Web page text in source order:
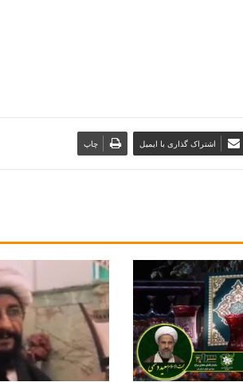
اشتراک گذاری با ایمیل چاپ